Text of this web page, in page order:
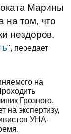
Марины
на том, что
нездоров.
", передает
на
Грозного.
на экспертизу,
УНА-